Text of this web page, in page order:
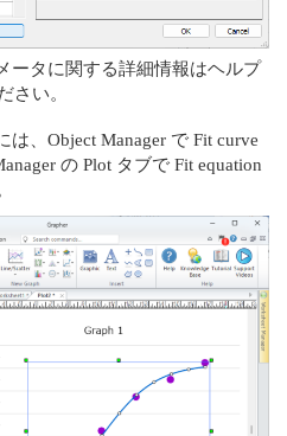
ータに関する詳細情報はヘルプ
さい。
、Object Manager で Fit curve
の Plot タブで Fit equation